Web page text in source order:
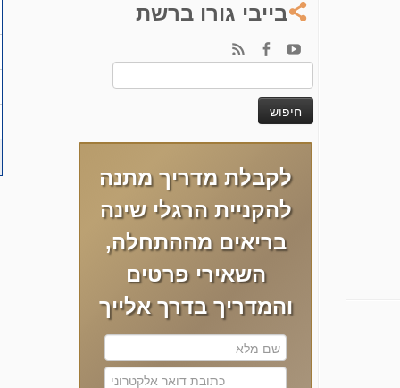
בייבי גורו ברשת
לקבלת מדריך מתנה
להקניית הרגלי שינה
בריאים מההתחלה,
השאירי פרטים
והמדריך בדרך אלייך